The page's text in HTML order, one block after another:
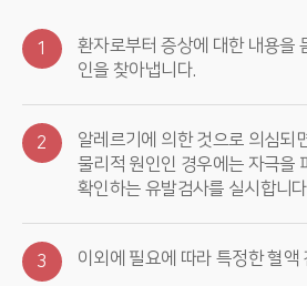
1
환자로부터 증상에 대한 내용을
인을 찾아냅니다.
2
알레르기에 의한 것으로 의심되
물리적 원인인 경우에는 자극을
확인하는 유발검사를 실시합니
3 이외에 필요에 따라 특정한 혈액